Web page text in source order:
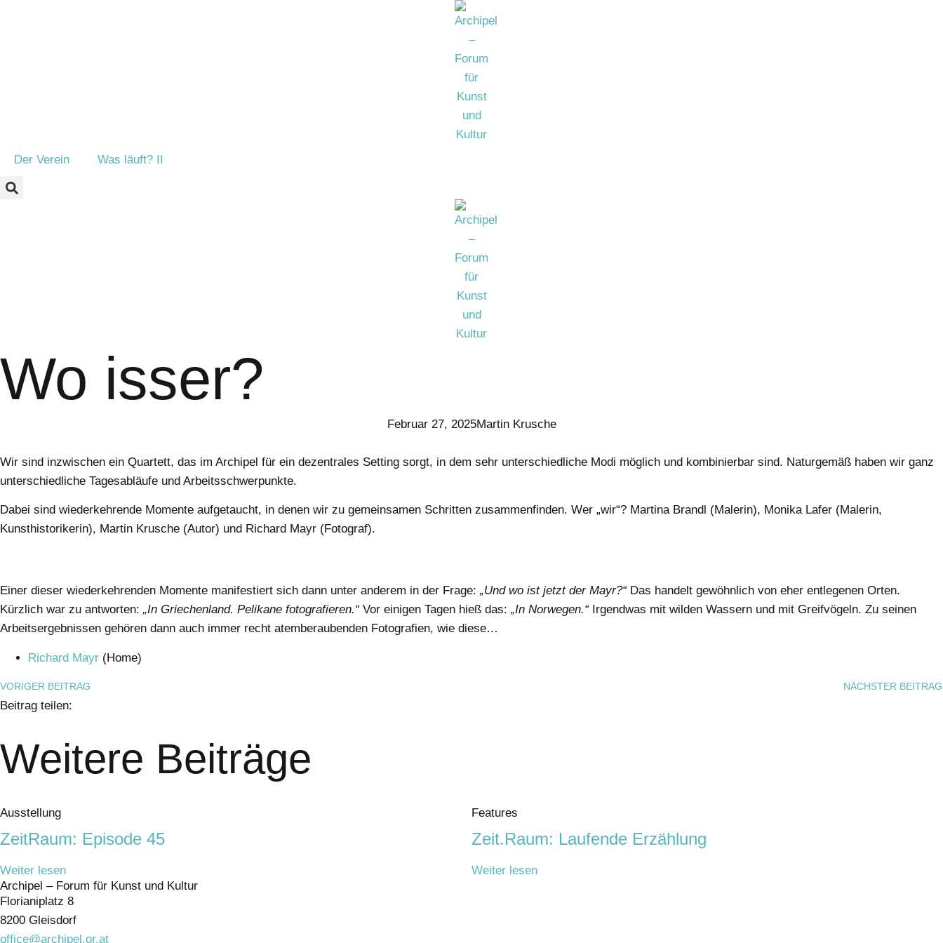
Der Verein Was läuft? II
Wo isser?
Februar 27, 2025Martin Krusche
Wir sind inzwischen ein Quartett, das im Archipel für ein dezentrales Setting sorgt, in dem sehr unterschiedliche Modi möglich und kombinierbar sind. Naturgemäß haben wir ganz
unterschiedliche Tagesabläufe und Arbeitsschwerpunkte.
Dabei sind wiederkehrende Momente aufgetaucht, in denen wir zu gemeinsamen Schritten zusammenfinden. Wer „wir“? Martina Brandl (Malerin), Monika Lafer (Malerin,
Kunsthistorikerin), Martin Krusche (Autor) und Richard Mayr (Fotograf).
Einer dieser wiederkehrenden Momente manifestiert sich dann unter anderem in der Frage: „Und wo ist jetzt der Mayr?“ Das handelt gewöhnlich von eher entlegenen Orten.
Kürzlich war zu antworten: „In Griechenland. Pelikane fotografieren.“ Vor einigen Tagen hieß das: „In Norwegen.“ Irgendwas mit wilden Wassern und mit Greifvögeln. Zu seinen
Arbeitsergebnissen gehören dann auch immer recht atemberaubenden Fotografien, wie diese…
Richard Mayr (Home)
VORIGER BEITRAG NÄCHSTER BEITRAG
Beitrag teilen:
Weitere Beiträge
Ausstellung
ZeitRaum: Episode 45
Weiter lesen
Features
Zeit.Raum: Laufende Erzählung
Weiter lesen
Archipel – Forum für Kunst und Kultur
Florianiplatz 8
8200 Gleisdorf
office@archipel.or.at